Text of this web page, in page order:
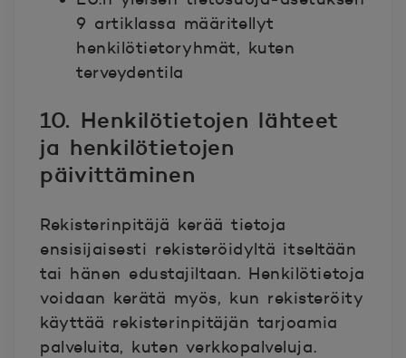
9 artiklassa määritellyt
henkilötietoryhmät, kuten
terveydentila
10. Henkilötietojen lähteet
ja henkilötietojen
päivittäminen
Rekisterinpitäjä kerää tietoja
ensisijaisesti rekisteröidyltä itseltään
tai hänen edustajiltaan. Henkilötietoja
voidaan kerätä myös, kun rekisteröity
käyttää rekisterinpitäjän tarjoamia
palveluita, kuten verkkopalveluja.